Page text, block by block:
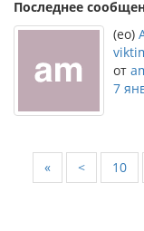
Последнее
(eo)
от
7
« < 10